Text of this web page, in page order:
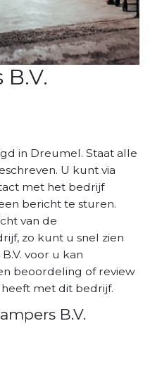
in Dreumel. Staat alle
U kunt via
met het bedrijf
bericht te sturen.
van de
zo kunt u snel zien
voor u kan
beoordeling of review
met dit bedrijf.
B.V.